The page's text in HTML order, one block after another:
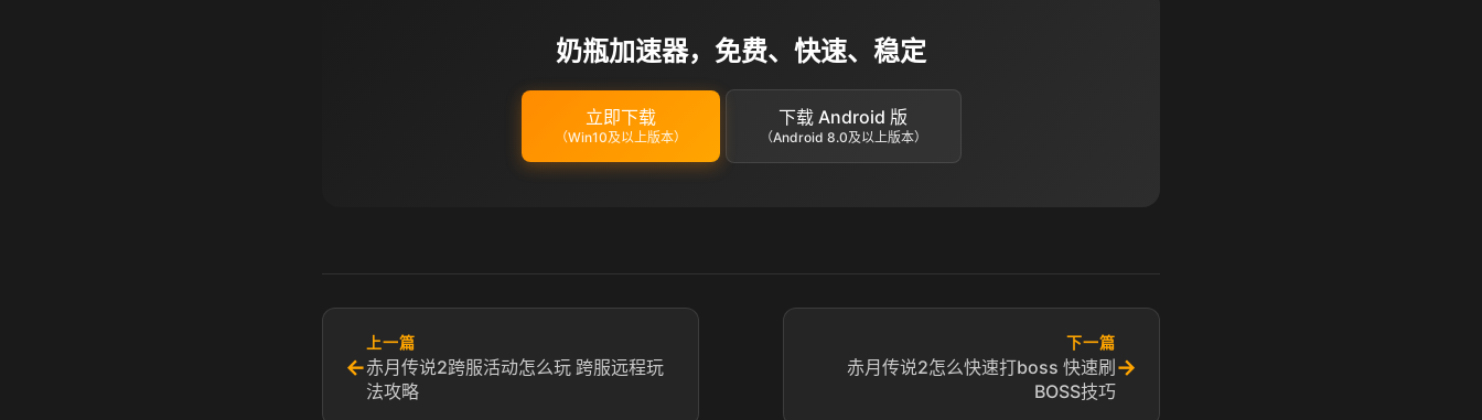
奶瓶加速器，免费、快速、稳定
立即下载
（Win10及以上版本）
下载 Android 版
（Android 8.0及以上版本）
←
上一篇
赤月传说2跨服活动怎么玩 跨服远程玩
法攻略
下一篇
赤月传说2怎么快速打boss 快速刷
BOSS技巧
→